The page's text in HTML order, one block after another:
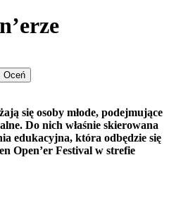
się osoby młode, podejmujące
Do nich właśnie skierowana
edukacyjna, która odbędzie się
Open’er Festival w strefie